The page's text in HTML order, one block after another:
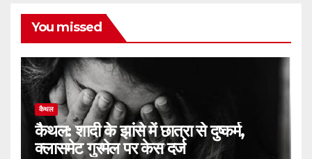
You missed
कैथल
कैथल: शादी के झांसे में छात्रा से दुष्कर्म,
क्लासमेट गुरमेल पर केस दर्ज